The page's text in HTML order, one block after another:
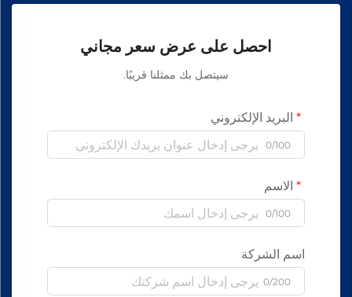
احصل على عرض سعر مجاني
سيتصل بك ممثلنا قريبًا.
البريد الإلكتروني
0/100
الاسم
0/100
اسم الشركة
0/200